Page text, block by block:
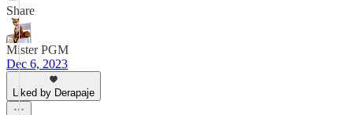
Share
Mister PGM
Dec 6, 2023
Liked by Derapaje